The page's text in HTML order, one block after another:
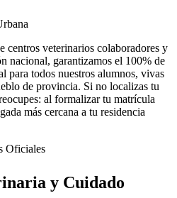
centros veterinarios colaboradores y
nacional, garantizamos el 100% de
para todos nuestros alumnos, vivas
de provincia. Si no localizas tu
al formalizar tu matrícula
más cercana a tu residencia
Oficiales
y Cuidado